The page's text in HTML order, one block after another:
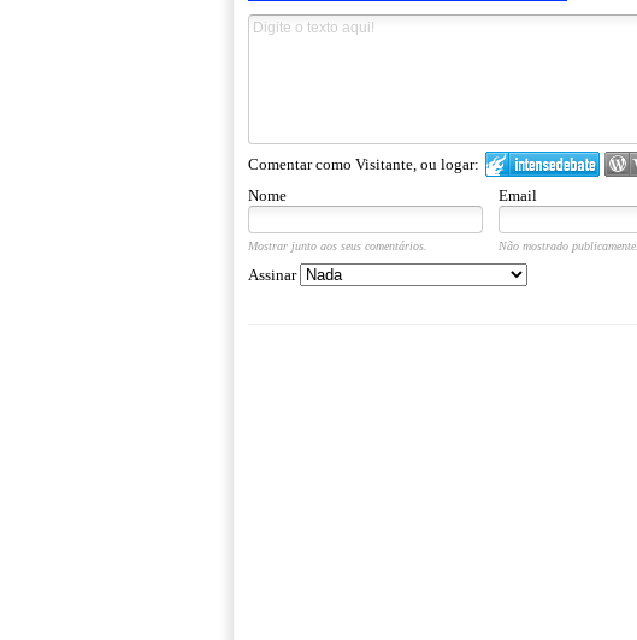
Comentar como Visitante, ou logar:
Nome Email
Mostrar junto aos seus comentários. Não mostrado publicamente.
Assinar